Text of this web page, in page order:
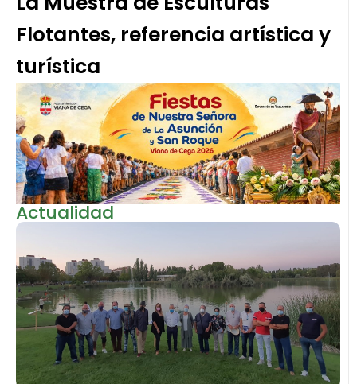
Flotantes, referencia artística y
turística
Actualidad